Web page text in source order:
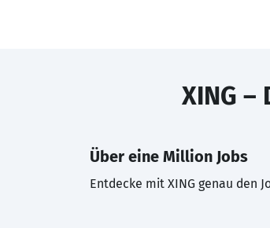
XING –
Über eine Million Jobs
Entdecke mit XING genau den